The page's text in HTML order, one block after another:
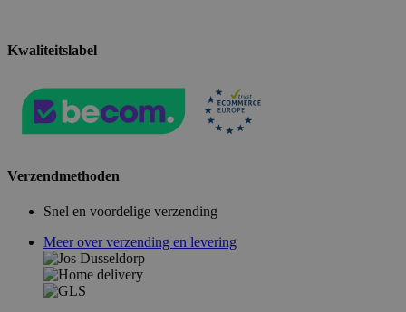
Kwaliteitslabel
Verzendmethoden
Snel en voordelige verzending
Meer over verzending en levering